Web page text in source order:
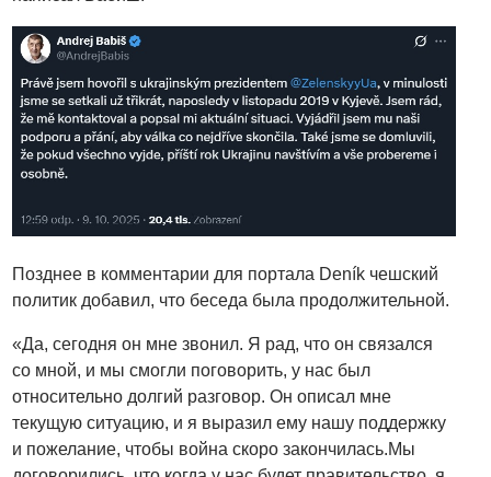
Позднее в комментарии для портала Deník чешский
политик добавил, что беседа была продолжительной.
«Да, сегодня он мне звонил. Я рад, что он связался
со мной, и мы смогли поговорить, у нас был
относительно долгий разговор. Он описал мне
текущую ситуацию, и я выразил ему нашу поддержку
и пожелание, чтобы война скоро закончилась.Мы